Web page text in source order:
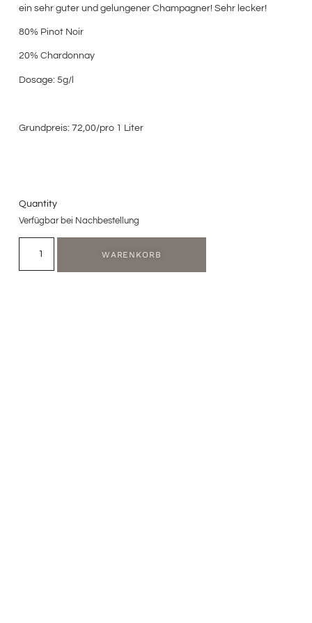
ein sehr guter und gelungener Champagner! Sehr lecker!
80% Pinot Noir
20% Chardonnay
Dosage: 5g/l
Grundpreis: 72,00/pro 1 Liter
Quantity
Verfügbar bei Nachbestellung
WARENKORB